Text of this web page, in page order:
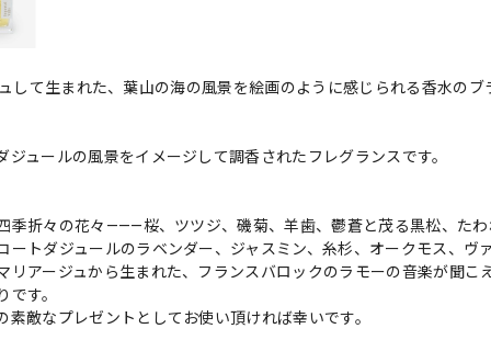
して生まれた、葉山の海の風景を絵画のように感じられる香水のブ
ュールの風景をイメージして調香されたフレグランスです。
季折々の花々———桜、ツツジ、磯菊、羊歯、鬱蒼と茂る黒松、た
トダジュールのラベンダー、ジャスミン、糸杉、オークモス、ヴ
アージュから生まれた、フランスバロックのラモーの音楽が聞こ
す。
敵なプレゼントとしてお使い頂ければ幸いです。